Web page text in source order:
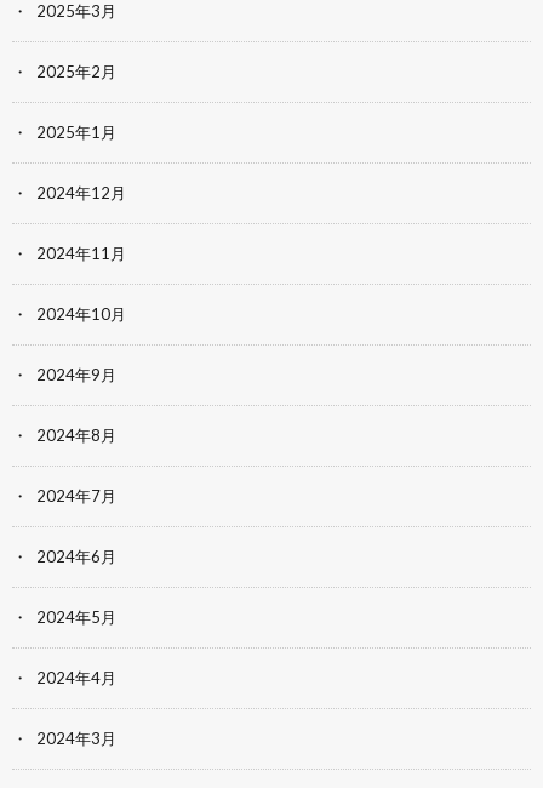
2025年3月
2025年2月
2025年1月
2024年12月
2024年11月
2024年10月
2024年9月
2024年8月
2024年7月
2024年6月
2024年5月
2024年4月
2024年3月